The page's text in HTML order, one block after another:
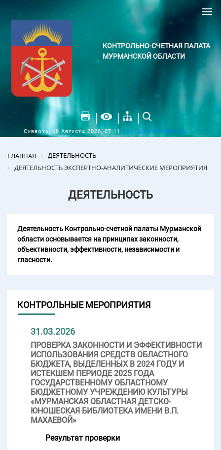
КОНТРОЛЬНО-СЧЕТНАЯ ПАЛАТА
МУРМАНСКОЙ ОБЛАСТИ
Суббота, 08 Августа 2026, 07:11 Погода в Мурманске
ГЛАВНАЯ
ДЕЯТЕЛЬНОСТЬ
ДЕЯТЕЛЬНОСТЬ ЭКСПЕРТНО-АНАЛИТИЧЕСКИЕ МЕРОПРИЯТИЯ
ДЕЯТЕЛЬНОСТЬ
Деятельность Контрольно-счетной палаты Мурманской
области основывается на принципах законности,
объективности, эффективности, независимости и
гласности.
КОНТРОЛЬНЫЕ МЕРОПРИЯТИЯ
31.03.2026
ПРОВЕРКА ЗАКОННОСТИ И ЭФФЕКТИВНОСТИ
ИСПОЛЬЗОВАНИЯ СРЕДСТВ ОБЛАСТНОГО
БЮДЖЕТА, ВЫДЕЛЕННЫХ В 2024 ГОДУ И
ИСТЕКШЕМ ПЕРИОДЕ 2025 ГОДА
ГОСУДАРСТВЕННОМУ ОБЛАСТНОМУ
БЮДЖЕТНОМУ УЧРЕЖДЕНИЮ КУЛЬТУРЫ
«МУРМАНСКАЯ ОБЛАСТНАЯ ДЕТСКО-
ЮНОШЕСКАЯ БИБЛИОТЕКА ИМЕНИ В.П.
МАХАЕВОЙ»
Результат проверки